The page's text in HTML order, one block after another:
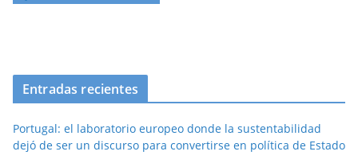
Entradas recientes
Portugal: el laboratorio europeo donde la sustentabilidad
dejó de ser un discurso para convertirse en política de Estado